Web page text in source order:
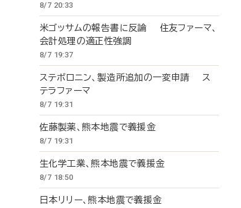
8/7 20:33
米ゴッサムの報告書に反論 住友ファーマ、
会計処理の適正性強調
8/7 19:37
ステボロニン、製造所追加の一変申請 ス
テラファーマ
8/7 19:31
佐藤製薬、熊本地震で義援金
8/7 19:31
生化学工業、熊本地震で義援金
8/7 18:50
日本リリー、熊本地震で義援金